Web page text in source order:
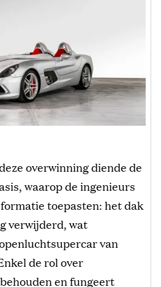
overwinning diende de
waarop de ingenieurs
toepasten: het dak
verwijderd, wat
van
de rol over
en fungeert